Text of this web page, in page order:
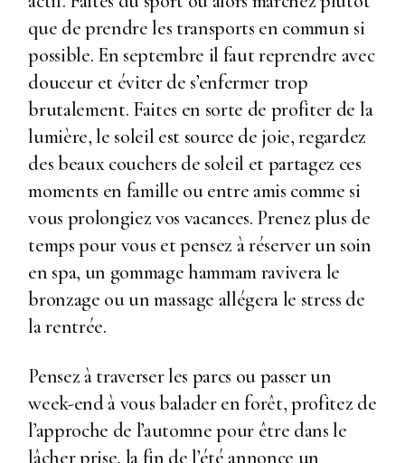
que de prendre les transports en commun si
possible. En septembre il faut reprendre avec
douceur et éviter de s’enfermer trop
brutalement. Faites en sorte de profiter de la
lumière, le soleil est source de joie, regardez
des beaux couchers de soleil et partagez ces
moments en famille ou entre amis comme si
vous prolongiez vos vacances. Prenez plus de
temps pour vous et pensez à réserver un soin
en spa, un gommage hammam ravivera le
bronzage ou un massage allégera le stress de
la rentrée.
Pensez à traverser les parcs ou passer un
week-end à vous balader en forêt, profitez de
l’approche de l’automne pour être dans le
lâcher prise, la fin de l’été annonce un